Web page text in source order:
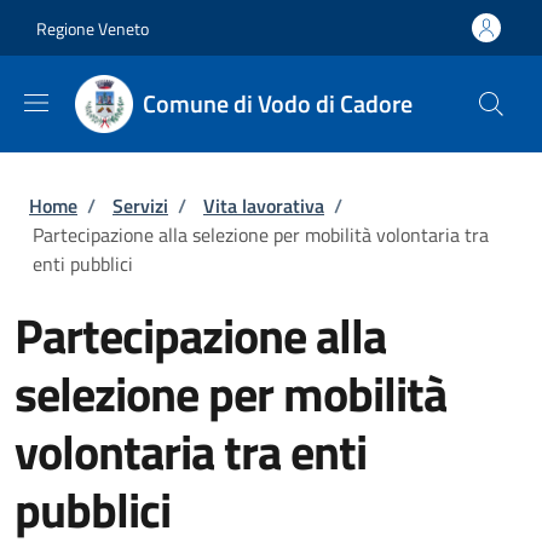
Regione Veneto
Comune di Vodo di Cadore
Briciole di pane
Home / Servizi / Vita lavorativa /
Partecipazione alla selezione per mobilità volontaria tra
enti pubblici
Partecipazione alla
selezione per mobilità
volontaria tra enti
pubblici